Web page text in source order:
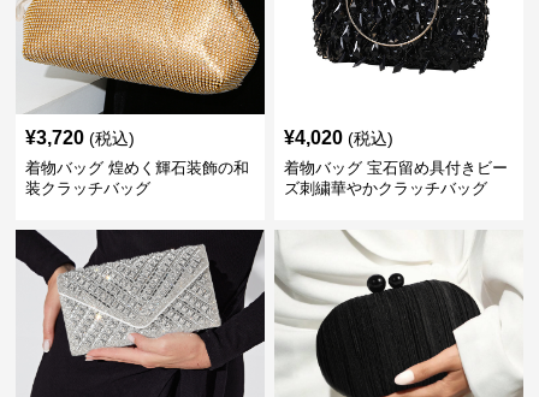
¥3,720 (税込)
着物バッグ 煌めく輝石装飾の和
装クラッチバッグ
¥4,020 (税込)
着物バッグ 宝石留め具付きビー
ズ刺繍華やかクラッチバッグ